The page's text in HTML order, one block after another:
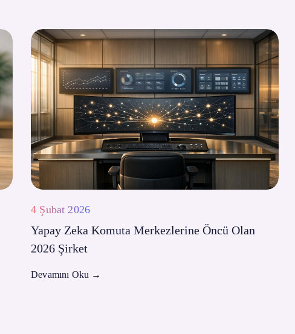
4 Şubat 2026
Yapay Zeka Komuta Merkezlerine Öncü Olan
2026 Şirket
Devamını Oku →